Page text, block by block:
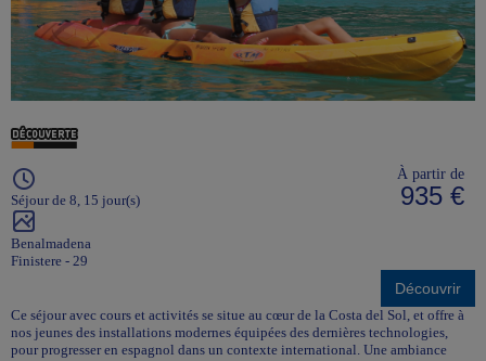
Séjour de 8, 15 jour(s)
Benalmadena
Finistere - 29
À partir de
935 €
Découvrir
Ce séjour avec cours et activités se situe au cœur de la Costa del Sol, et offre à
nos jeunes des installations modernes équipées des dernières technologies,
pour progresser en espagnol dans un contexte international. Une ambiance